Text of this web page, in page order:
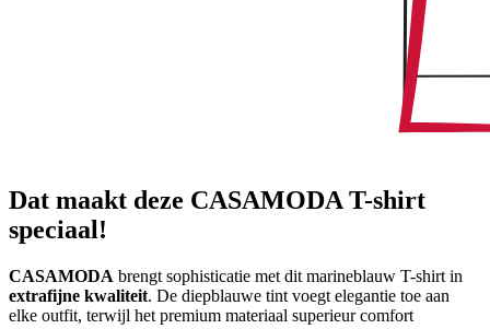
Dat maakt deze CASAMODA T-shirt
speciaal!
CASAMODA brengt sophisticatie met dit marineblauw T-shirt in
extrafijne kwaliteit. De diepblauwe tint voegt elegantie toe aan
elke outfit, terwijl het premium materiaal superieur comfort